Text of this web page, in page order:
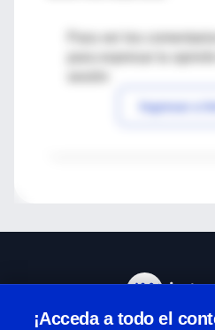
Para ver los
Ingresar a
¡Acceda a todo el